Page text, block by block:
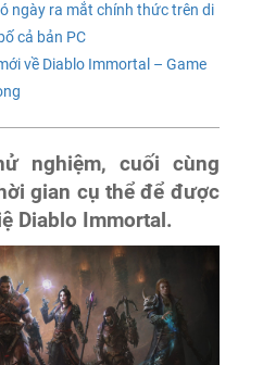
ngày ra mắt chính thức trên di
cả bản PC
về Diablo Immortal – Game
nghiệm, cuối cùng
gian cụ thể để được
Diablo Immortal.